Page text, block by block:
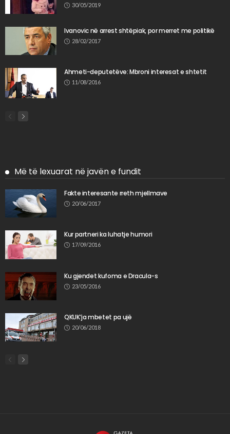
30/05/2019
Ivanovic në arrest shtëpiak, por merret me politikë
28/02/2017
Ahmeti-deputetëve: Mbroni interesat e shtetit
11/08/2016
Më të lexuarat në javën e fundit
Fakte interesante rreth mjellmave
20/06/2017
Kur partneri ka luhatje humori
17/09/2016
Ku gjendet kufoma e Dracula-s
23/05/2016
QKUK’ja mbetet pa ujë
20/06/2018